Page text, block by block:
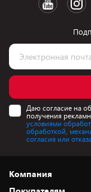
Даю согласие на
получения
условиями
обработкой,
согласия или
Компания